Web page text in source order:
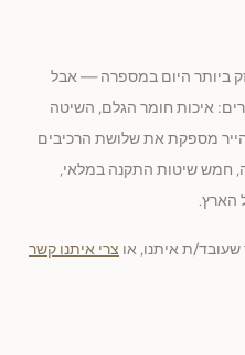
ביותר היום במספרה — אבל
איכות חומר הגלם, השיטה
מספקת את שלושת הרכיבים
רמי קוטיקולה, חמש שיטות התקנה במלאי,
הארץ.
ת איתנו, או צרי איתנו קשר